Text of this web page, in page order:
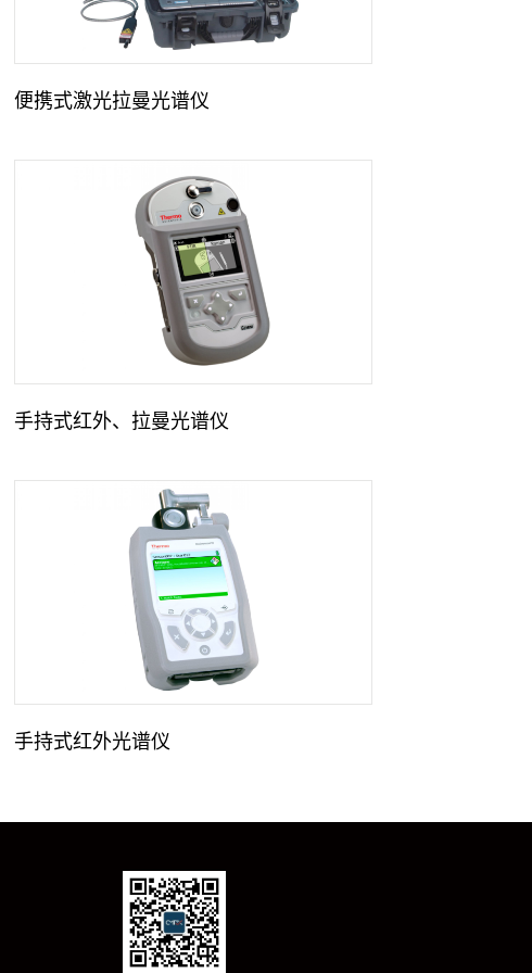
便携式激光拉曼光谱仪
手持式红外、拉曼光谱仪
手持式红外光谱仪